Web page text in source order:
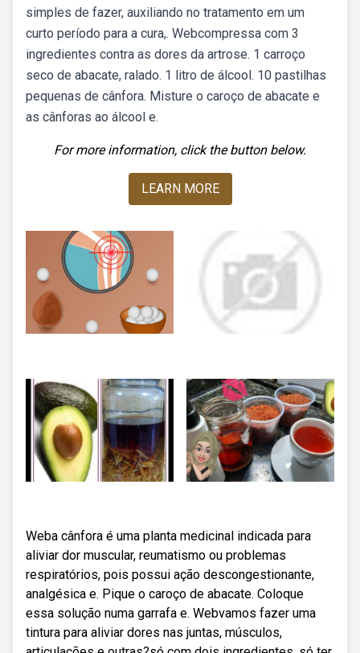
simples de fazer, auxiliando no tratamento em um
curto período para a cura,. Webcompressa com 3
ingredientes contra as dores da artrose. 1 carroço
seco de abacate, ralado. 1 litro de álcool. 10 pastilhas
pequenas de cânfora. Misture o caroço de abacate e
as cânforas ao álcool e.
For more information, click the button below.
LEARN MORE
Weba cânfora é uma planta medicinal indicada para
aliviar dor muscular, reumatismo ou problemas
respiratórios, pois possui ação descongestionante,
analgésica e. Pique o caroço de abacate. Coloque
essa solução numa garrafa e. Webvamos fazer uma
tintura para aliviar dores nas juntas, músculos,